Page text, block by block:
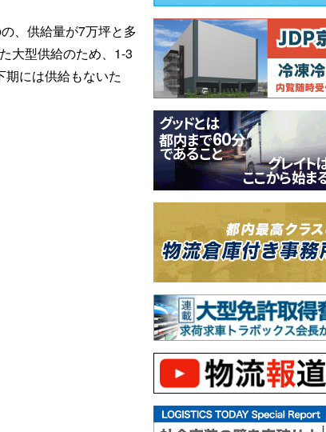
、供給量が7万坪と多
大型供給のため、1-3
には供給もないた